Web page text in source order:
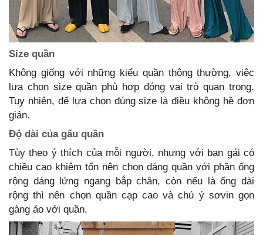
Size quần
Không giống với những kiểu quần thông thường, việc
lựa chọn size quần phù hợp đóng vai trò quan trọng.
Tuy nhiên, để lựa chọn đúng size là điều không hề đơn
giản.
Độ dài của gấu quần
Tùy theo ý thích của mỗi người, nhưng với bạn gái có
chiều cao khiêm tốn nên chọn dáng quần với phần ống
rộng dáng lửng ngang bắp chân, còn nếu là ống dài
rộng thì nên chọn quần cạp cao và chú ý sơvin gọn
gàng áo với quần.